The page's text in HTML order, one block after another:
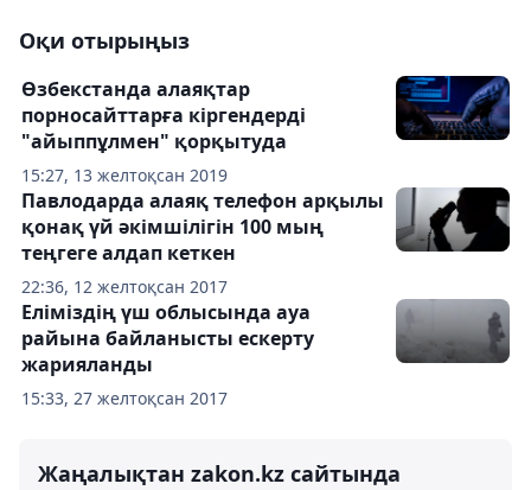
Оқи отырыңыз
15:27, 13 желтоқсан 2019
Өзбекстанда алаяқтар
порносайттарға кіргендерді
"айыппұлмен" қорқытуда
22:36, 12 желтоқсан 2017
Павлодарда алаяқ телефон арқылы
қонақ үй әкімшілігін 100 мың
теңгеге алдап кеткен
15:33, 27 желтоқсан 2017
Еліміздің үш облысында ауа
райына байланысты ескерту
жарияланды
Жаңалықтан zakon.kz сайтында